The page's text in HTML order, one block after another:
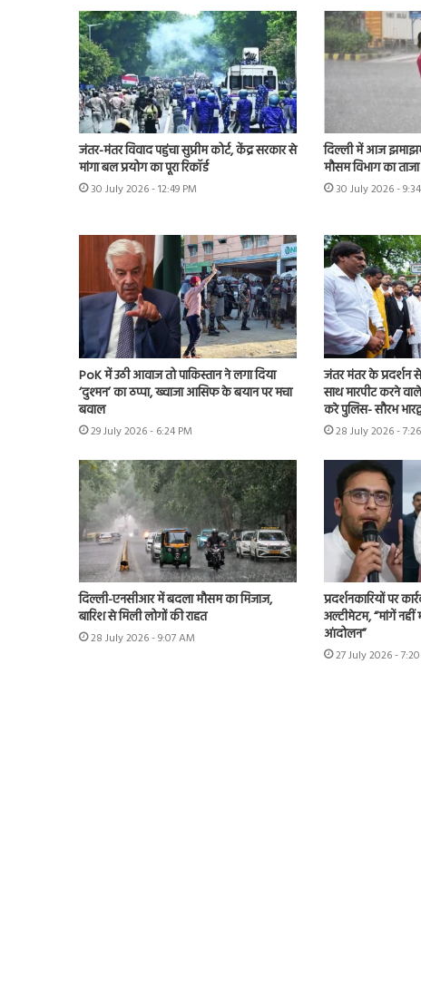
जंतर-मंतर विवाद पहुंचा सुप्रीम कोर्ट, केंद्र सरकार से
मांगा बल प्रयोग का पूरा रिकॉर्ड
30 July 2026 - 12:49 PM
दिल्ली में आज झमाझम
मौसम विभाग का
30 July 2026 -
PoK में उठी आवाज तो पाकिस्तान ने लगा दिया
‘दुश्मन’ का ठप्पा, ख्वाजा आसिफ के बयान पर मचा
बवाल
29 July 2026 - 6:24 PM
जंतर मंतर के प्रदर्शन
साथ मारपीट करने
करे पुलिस- सौरभ
28 July 2026 -
दिल्ली-एनसीआर में बदला मौसम का मिजाज,
बारिश से मिली लोगों की राहत
28 July 2026 - 9:07 AM
प्रदर्शनकारियों पर
अल्टीमेटम, “मांगें नहीं
आंदोलन”
27 July 2026 -